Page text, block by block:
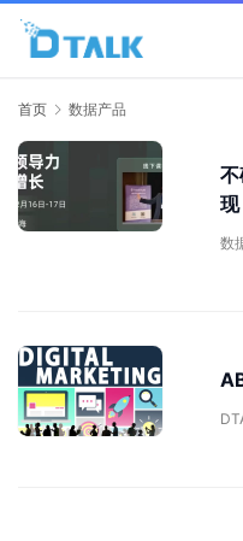
首页 数据产品
现
数